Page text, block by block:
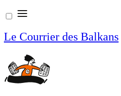
Aller
au
contenu
Le Courrier des Balkans